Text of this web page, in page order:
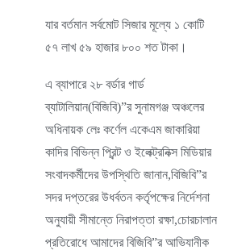
যার বর্তমান সর্বমোট সিজার মূল্যে ১ কোটি
৫৭ লাখ ৫৯ হাজার ৮০০ শত টাকা।
এ ব্যাপারে ২৮ বর্ডার গার্ড
ব্যাটালিয়ান(বিজিবি)”র সুনামগঞ্জ অঞ্চলের
অধিনায়ক লেঃ কর্ণেল একেএম জাকারিয়া
কাদির বিভিন্ন প্রিন্ট ও ইলেক্ট্রনিক্স মিডিয়ার
সংবাদকর্মীদের উপস্থিতি জানান,বিজিবি”র
সদর দপ্তরের উধর্বতন কর্তৃপক্ষের নির্দেশনা
অনুযায়ী সীমান্তে নিরাপত্তা রক্ষা,চোরচালান
প্রতিরোধে আমাদের বিজিবি”র আভিযানীক